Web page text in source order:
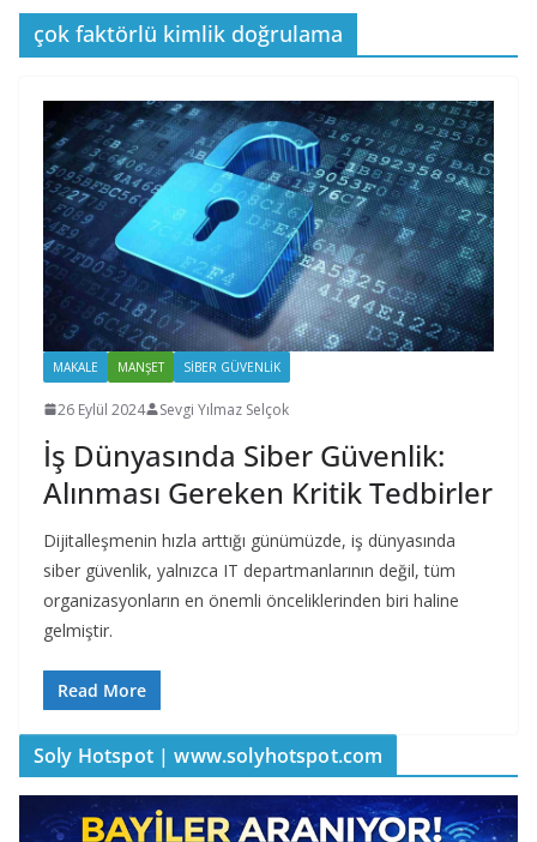
çok faktörlü kimlik doğrulama
MAKALE MANŞET SIBER GÜVENLIK
26 Eylül 2024 Sevgi Yılmaz Selçok
İş Dünyasında Siber Güvenlik:
Alınması Gereken Kritik Tedbirler
Dijitalleşmenin hızla arttığı günümüzde, iş dünyasında
siber güvenlik, yalnızca IT departmanlarının değil, tüm
organizasyonların en önemli önceliklerinden biri haline
gelmiştir.
Read More
Soly Hotspot | www.solyhotspot.com